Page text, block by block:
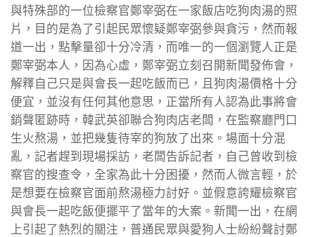
與特殊部的一位檢察官鄭宰弼在一家飯店吃狗肉湯的照
片，目的是為了引起民眾懷疑鄭宰弼參與貪污，然而報
道一出，點擊量卻十分冷清，而唯一的一個瀏覽人正是
鄭宰弼本人，因為心虛，鄭宰弼立刻召開新聞發佈會，
解釋自己只是與會長一起吃飯而已，且狗肉湯價格十分
便宜，並沒有任何其他意思，正當所有人認為此事將會
銷聲匿跡時，韓武英卻聯合狗肉店老闆，在監察廳門口
生火熬湯，並把幾隻待宰的狗放了出來。場面十分混
亂，記者趕到現場採訪，老闆告訴記者，自己曾收到檢
察官的搜查令，全家為此十分困擾，然而人微言輕，於
是想要在檢察官面前熬湯極力討好。並假意誇耀檢察官
與會長一起吃飯便擺平了當年的大案。新聞一出，在網
上引起了熱烈的關注，普通民眾與愛狗人士紛紛聲討鄭